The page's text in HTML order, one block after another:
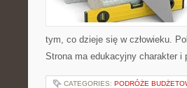
tym, co dzieje się w człowieku.
Strona ma edukacyjny charakter
CATEGORIES: PODRÓŻE